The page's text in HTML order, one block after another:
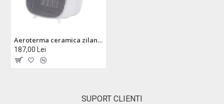
Aeroterma ceramica zilan zln5671 1500w cu timer si termostat - portabila si silentioasa
187,00 Lei
SUPORT CLIENTI